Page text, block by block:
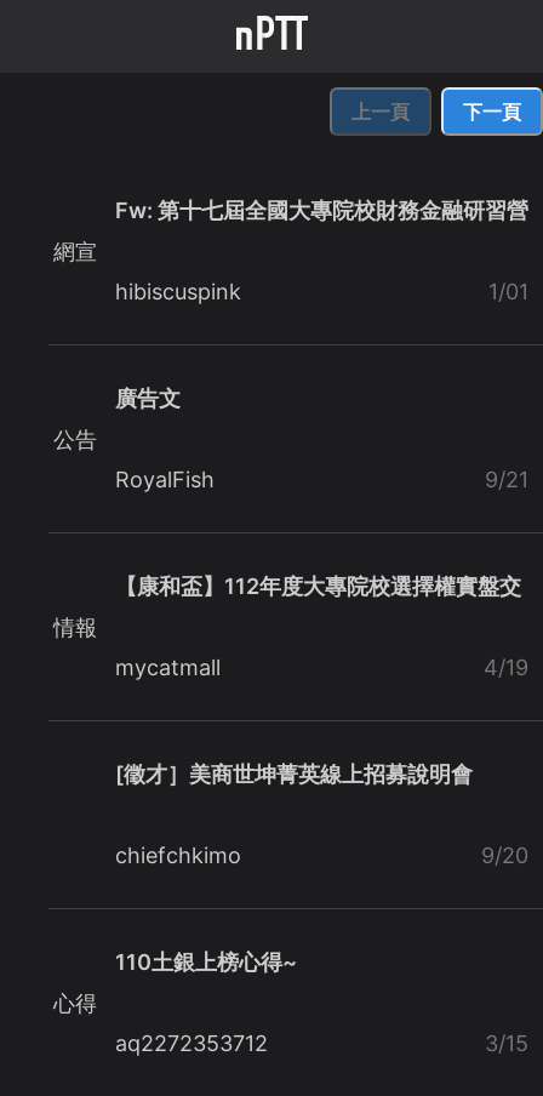
上一頁 下一頁
網宣
Fw: 第十七屆全國大專院校財務金融研習營
hibiscuspink 1/01
公告
廣告文
RoyalFish 9/21
情報
【康和盃】112年度大專院校選擇權實盤交
mycatmall 4/19
[徵才］美商世坤菁英線上招募說明會
chiefchkimo 9/20
心得
110土銀上榜心得~
aq2272353712 3/15